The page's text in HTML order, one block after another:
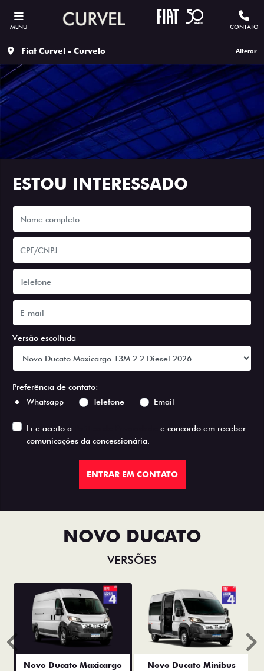
MENU CONTATO
Fiat Curvel - Curvelo Alterar
ESTOU INTERESSADO
Versão escolhida
Preferência de contato:
Whatsapp
Telefone Email
Li e aceito a
e concordo em receber
comunicações da concessionária.
ENTRAR EM CONTATO
NOVO DUCATO
VERSÕES
Novo Ducato Maxicargo
Novo Ducato Minibus
Anterior